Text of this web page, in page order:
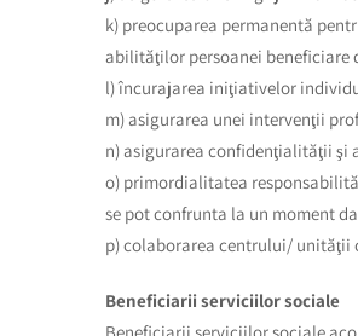
k) preocuparea permanentă
abilităţilor persoanei beneficiare
l) încurajarea iniţiativelor
m) asigurarea unei intervenţii
n) asigurarea confidenţialităţii şi
o) primordialitatea
se pot confrunta la un moment
p) colaborarea centrului/ unităţii
Beneficiarii serviciilor sociale